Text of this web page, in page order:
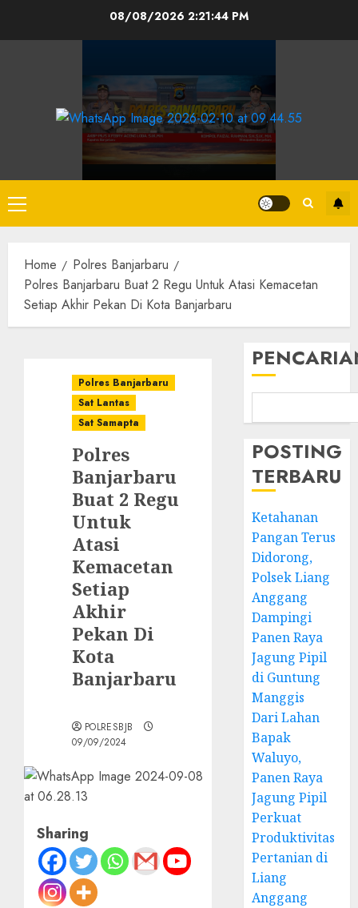
08/08/2026 2:21:45 PM
Home
Polres Banjarbaru
Polres Banjarbaru Buat 2 Regu Untuk Atasi Kemacetan
Setiap Akhir Pekan Di Kota Banjarbaru
Polres Banjarbaru
Sat Lantas
Sat Samapta
Polres
Banjarbaru
Buat 2 Regu
Untuk
Atasi
Kemacetan
Setiap
Akhir
Pekan Di
Kota
Banjarbaru
POLRESBJB
09/09/2024
Sharing
POSTING
TERBARU
Ketahanan
Pangan Terus
Didorong,
Polsek Liang
Anggang
Dampingi
Panen Raya
Jagung Pipil
di Guntung
Manggis
Dari Lahan
Bapak
Waluyo,
Panen Raya
Jagung Pipil
Perkuat
Produktivitas
Pertanian di
Liang
Anggang